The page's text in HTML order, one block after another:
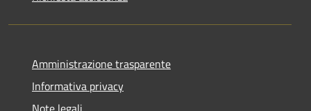
Amministrazione trasparente
Informativa privacy